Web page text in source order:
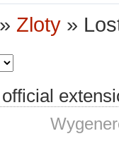
» Zloty »